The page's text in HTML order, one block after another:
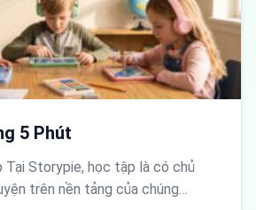
5 Phút
Tại Storypie, học tập là có chủ
trên nền tảng của chúng…